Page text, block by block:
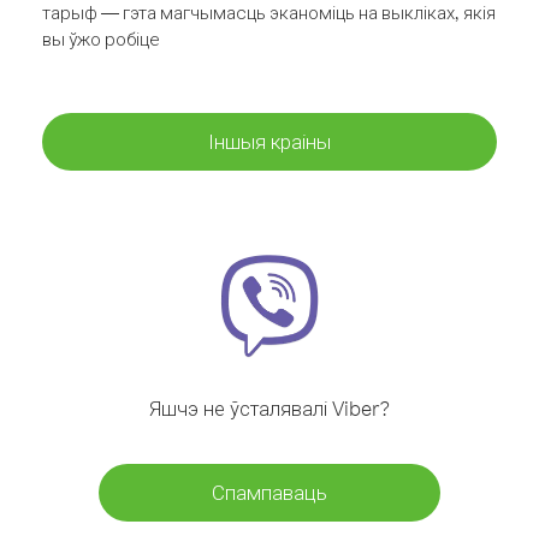
тарыф — гэта магчымасць эканоміць на выкліках, якія
вы ўжо робіце
Іншыя краіны
Яшчэ не ўсталявалі Viber?
Спампаваць